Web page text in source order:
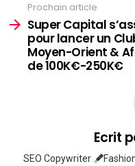
Prochain article
Super Capital
pour lancer un
Moyen-Orient &
de 100K€-250K€
Ecrit
SEO Copywriter